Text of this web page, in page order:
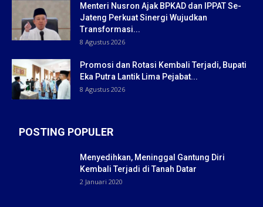
Menteri Nusron Ajak BPKAD dan IPPAT Se-
Jateng Perkuat Sinergi Wujudkan
Transformasi...
8 Agustus 2026
Promosi dan Rotasi Kembali Terjadi, Bupati
Eka Putra Lantik Lima Pejabat...
8 Agustus 2026
POSTING POPULER
Menyedihkan, Meninggal Gantung Diri
Kembali Terjadi di Tanah Datar
2 Januari 2020